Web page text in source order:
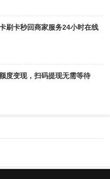
刷卡秒回商家服务24小时在线
度变现，扫码提现无需等待